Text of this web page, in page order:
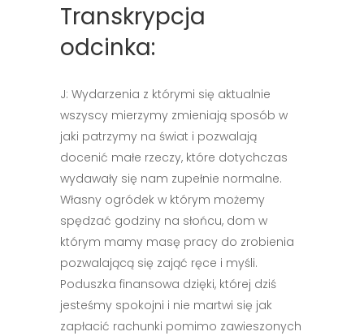
Transkrypcja
odcinka:
J: Wydarzenia z którymi się aktualnie
wszyscy mierzymy zmieniają sposób w
jaki patrzymy na świat i pozwalają
docenić małe rzeczy, które dotychczas
wydawały się nam zupełnie normalne.
Własny ogródek w którym możemy
spędzać godziny na słońcu, dom w
którym mamy masę pracy do zrobienia
pozwalającą się zająć ręce i myśli.
Poduszka finansowa dzięki, której dziś
jesteśmy spokojni i nie martwi się jak
zapłacić rachunki pomimo zawieszonych